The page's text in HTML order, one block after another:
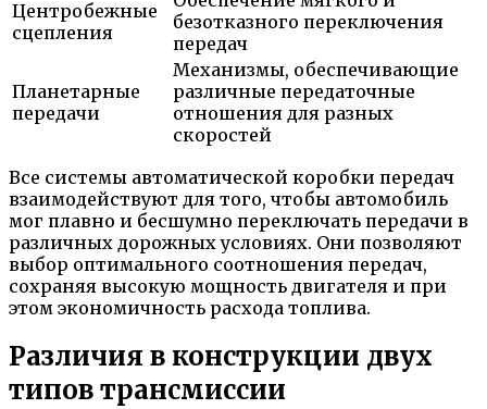
Центробежные
сцепления
безотказного переключения
передач
Планетарные
передачи
Механизмы, обеспечивающие
различные передаточные
отношения для разных
скоростей
Все системы автоматической коробки передач
взаимодействуют для того, чтобы автомобиль
мог плавно и бесшумно переключать передачи в
различных дорожных условиях. Они позволяют
выбор оптимального соотношения передач,
сохраняя высокую мощность двигателя и при
этом экономичность расхода топлива.
Различия в конструкции двух
типов трансмиссии